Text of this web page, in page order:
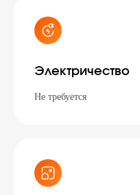
Электричество
Не требуется